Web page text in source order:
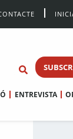
ENTREVISTA